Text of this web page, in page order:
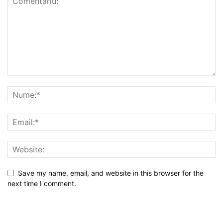
Save my name, email, and website in this browser for the
next time I comment.